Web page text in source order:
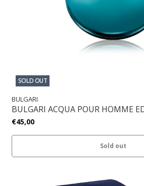
SOLD OUT
BULGARI
BULGARI ACQUA POUR HOMME
€45,00
Sold out